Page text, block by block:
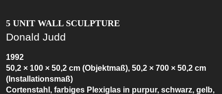
5 UNIT WALL SCULPTURE
Donald Judd
1992
50,2 × 100 × 50,2 cm (Objektmaß), 50,2 × 700 × 50,2 cm
(Installationsmaß)
Cortenstahl, farbiges Plexiglas in purpur, schwarz, gelb,